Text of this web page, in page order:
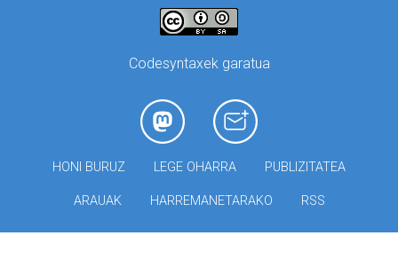
Codesyntaxek garatua
HONI BURUZ LEGE OHARRA PUBLIZITATEA
ARAUAK HARREMANETARAKO RSS